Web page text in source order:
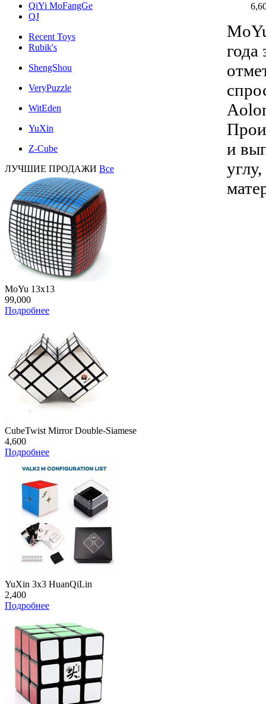
QiYi MoFangGe
QJ
Recent Toys
Rubik's
ShengShou
VeryPuzzle
WitEden
YuXin
Z-Cube
ЛУЧШИЕ ПРОДАЖИ Все
MoYu 13x13
99,000
Подробнее
CubeTwist Mirror Double-Siamese
4,600
Подробнее
YuXin 3x3 HuanQiLin
2,400
Подробнее
года
и